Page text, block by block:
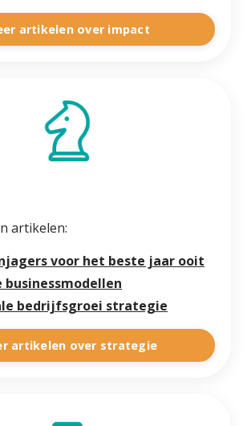
artikelen over impact
artikelen:
voor het beste jaar ooit
businessmodellen
bedrijfsgroei strategie
artikelen over strategie